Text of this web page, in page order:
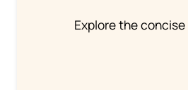
Explore the